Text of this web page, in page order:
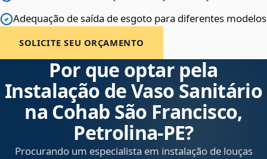
Adequação de saída de esgoto para diferentes modelos
SOLICITE SEU ORÇAMENTO
Por que optar pela
Instalação de Vaso Sanitário
na Cohab São Francisco,
Petrolina‑PE?
Procurando um especialista em instalação de louças